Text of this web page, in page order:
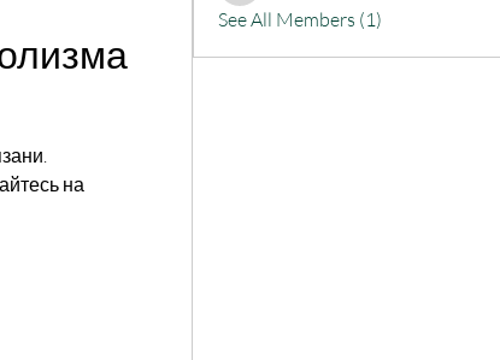
на
See All Members (1)